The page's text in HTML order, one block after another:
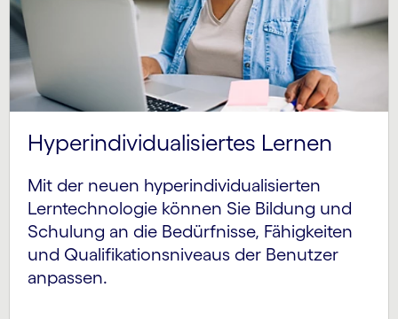
Hyperindividualisiertes Lernen
Mit der neuen hyperindivi­dualisierten
Lerntechnologie können Sie Bildung und
Schulung an die Bedürfnisse, Fähigkeiten
und Quali­fikations­niveaus der Benutzer
anpassen.